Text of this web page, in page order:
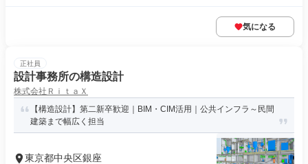
気になる
正社員
設計事務所の構造設計
株式会社ＲｉｔａＸ
【構造設計】第二新卒歓迎｜BIM・CIM活用｜公共インフラ～民間
建築まで幅広く担当
東京都中央区銀座